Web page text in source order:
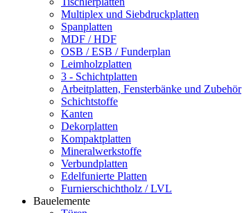
Multiplex und Siebdruckplatten
Spanplatten
MDF / HDF
OSB / ESB / Funderplan
Leimholzplatten
3 - Schichtplatten
Arbeitplatten, Fensterbänke und Zubehör
Schichtstoffe
Kanten
Dekorplatten
Kompaktplatten
Mineralwerkstoffe
Verbundplatten
Edelfunierte Platten
Furnierschichtholz / LVL
Bauelemente